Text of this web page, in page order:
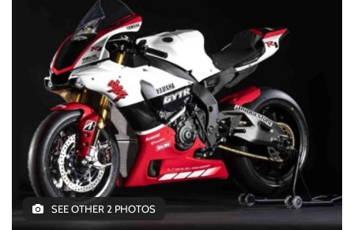
SEE OTHER 2 PHOTOS